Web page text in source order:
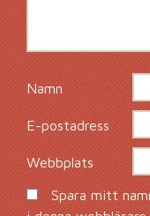
Namn*
E-postadress*
Webbplats
Spara mitt